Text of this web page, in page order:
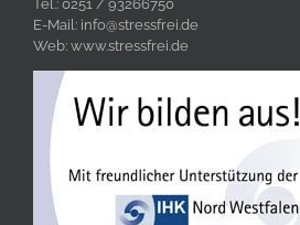
Tel.: 0251 / 93266750
E-Mail: info@stressfrei.de
Web: www.stressfrei.de